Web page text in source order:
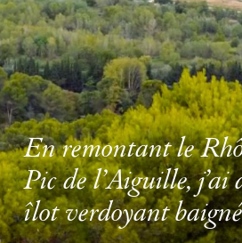
En remontant le
Pic de l’Aiguille, j’ai
îlot verdoyant